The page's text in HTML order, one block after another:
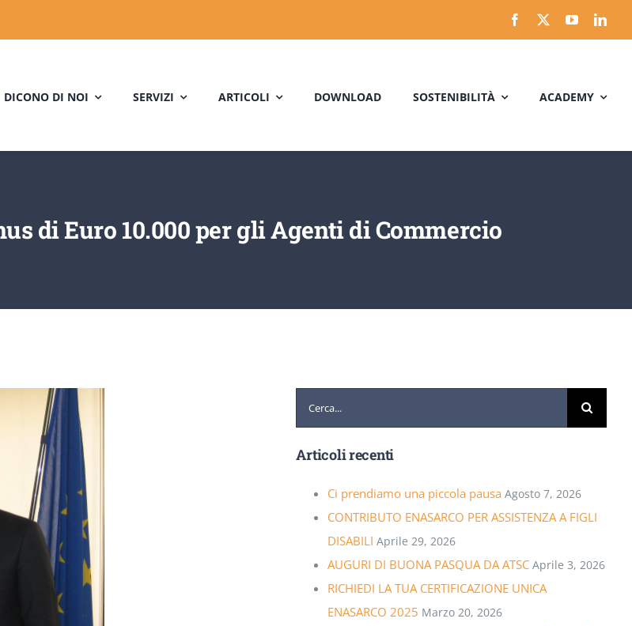
DICONO DI NOI SERVIZI ARTICOLI DOWNLOAD SOSTENIBILITÀ ACADEMY
di Euro 10.000 per gli Agenti di Commercio
Articoli recenti
Ci prendiamo una piccola pausa Agosto 7, 2026
CONTRIBUTO ENASARCO PER ASSISTENZA A FIGLI
DISABILI Aprile 29, 2026
AUGURI DI BUONA PASQUA DA ATSC Aprile 3, 2026
RICHIEDI LA TUA CERTIFICAZIONE UNICA
ENASARCO 2025 Marzo 20, 2026